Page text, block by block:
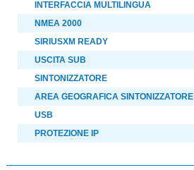
INTERFACCIA MULTILINGUA
NMEA 2000
SIRIUSXM READY
USCITA SUB
SINTONIZZATORE
AREA GEOGRAFICA SINTONIZZATORE
USB
PROTEZIONE IP